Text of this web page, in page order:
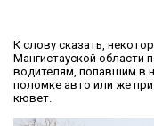
К слову сказать,
Мангистауской области
водителям, попавшим в
поломке авто или же
кювет.